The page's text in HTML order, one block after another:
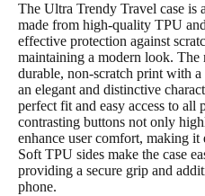
The Ultra Trendy Travel case is
made from high-quality TPU
effective protection against
maintaining a modern look. The
durable, non-scratch print with
an elegant and distinctive
perfect fit and easy access to all
contrasting buttons not only
enhance user comfort, making it
Soft TPU sides make the case
providing a secure grip and
phone.